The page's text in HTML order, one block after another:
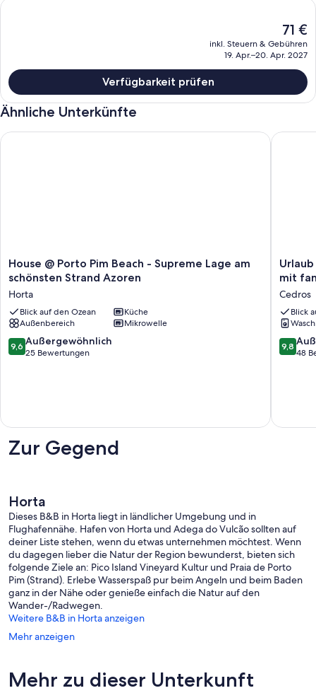
Der
aktuelle
Preis
71 €
inkl. Steuern & Gebühren
19. Apr.–20. Apr. 2027
Verfügbarkeit prüfen
Ähnliche Unterkünfte
House
@
Pim
Beach
-
Supreme
Lage
House @ Porto Pim Beach - Supreme Lage am
schönsten Strand Azoren
Horta
Blick auf den Ozean
Küche
Außenbereich
Mikrowelle
9.6
von
9,6 Außergewöhnlich
25 Bewertungen
House @ Porto Pim Beach - Supreme Lage am schönsten
Urlaub
in
mit
mit
Cedros
Blick
9.8
von
9,8
48
Urlaub
Zur Gegend
Horta
Dieses B&B in Horta liegt in ländlicher Umgebung und in
Flughafennähe. Hafen von Horta und Adega do Vulcão sollten auf
deiner Liste stehen, wenn du etwas unternehmen möchtest. Wenn
du dagegen lieber die Natur der Region bewunderst, bieten sich
folgende Ziele an: Pico Island Vineyard Kultur und Praia de Porto
Pim (Strand). Erlebe Wasserspaß pur beim Angeln und beim Baden
ganz in der Nähe oder genieße einfach die Natur auf den
Wander-/Radwegen.
Weitere B&B in Horta anzeigen
Mehr anzeigen
Mehr zu dieser Unterkunft